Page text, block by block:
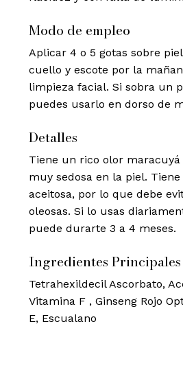
Modo de empleo
Aplicar 4 o 5 gotas sobre
cuello y escote por la
limpieza facial. Si sobra un
puedes usarlo en dorso de
Detalles
Tiene un rico olor
muy sedosa en la piel.
aceitosa, por lo que debe
oleosas. Si lo usas
puede durarte 3 a 4 meses.
Ingredientes Principales
Tetrahexildecil Ascorbato,
Vitamina F , Ginseng Rojo
E, Escualano